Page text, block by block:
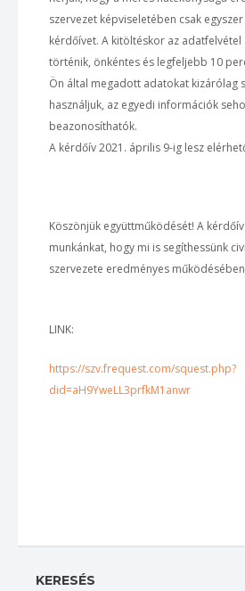
szervezet képviseletében csak
kérdőívet. A kitöltéskor az
történik, önkéntes és legfeljebb 10
Ön által megadott adatokat kizárólag
használjuk, az egyedi információk
beazonosíthatók.
A kérdőív 2021. április 9-ig lesz
Köszönjük együttműködését! A
munkánkat, hogy mi is segíthessünk
szervezete eredményes
LINK:
https://szv.frequest.com/squest.php?
did=aH9YweLL3prfkM1anwr
KERESÉS